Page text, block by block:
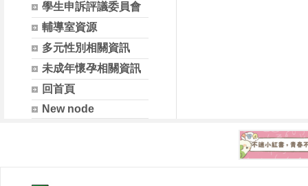
學生申訴評議委員會
輔導室資源
多元性別相關資訊
未成年懷孕相關資訊
回首頁
New node